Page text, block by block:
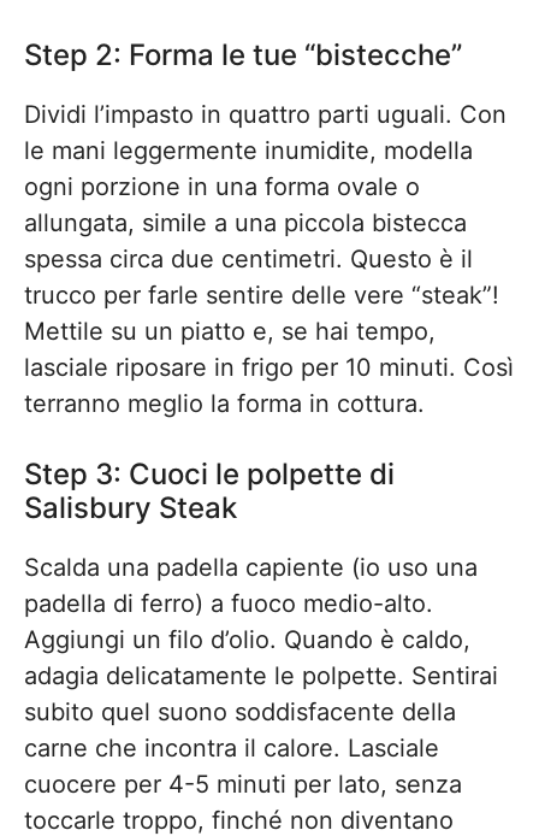
Step 2: Forma le tue “bistecche”
Dividi l’impasto in quattro parti uguali. Con
le mani leggermente inumidite, modella
ogni porzione in una forma ovale o
allungata, simile a una piccola bistecca
spessa circa due centimetri. Questo è il
trucco per farle sentire delle vere “steak”!
Mettile su un piatto e, se hai tempo,
lasciale riposare in frigo per 10 minuti. Così
terranno meglio la forma in cottura.
Step 3: Cuoci le polpette di
Salisbury Steak
Scalda una padella capiente (io uso una
padella di ferro) a fuoco medio-alto.
Aggiungi un filo d’olio. Quando è caldo,
adagia delicatamente le polpette. Sentirai
subito quel suono soddisfacente della
carne che incontra il calore. Lasciale
cuocere per 4-5 minuti per lato, senza
toccarle troppo, finché non diventano